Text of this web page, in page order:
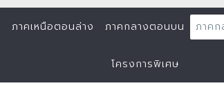
ภาคเหนือตอนล่าง ภาคกลางตอนบน ภาค
โครงการพิเศษ